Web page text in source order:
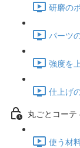
研磨の
パーツ
強度を
仕上げ
丸ごとコー
使う材